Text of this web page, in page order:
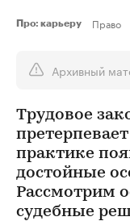
Про: карьеру Право
Архивный
Трудовое
практике
достойные
Рассмотрим
судебные